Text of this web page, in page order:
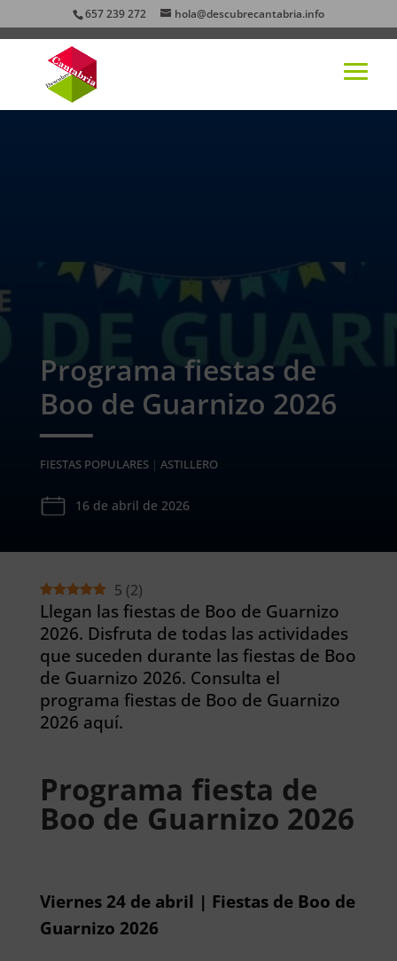
657 239 272 hola@descubrecantabria.info
Programa fiestas de
Boo de Guarnizo 2026
FIESTAS POPULARES| ASTILLERO
16 de abril de 2026
5 (2)
Llegan las fiestas de Boo de Guarnizo
2026. Disfruta de todas las actividades
que suceden durante las fiestas de Boo
de Guarnizo 2026. Consulta el
programa fiestas de Boo de Guarnizo
2026 aquí.
Programa fiesta de
Boo de Guarnizo 2026
Viernes 24 de abril | Fiestas de Boo de
Guarnizo 2026